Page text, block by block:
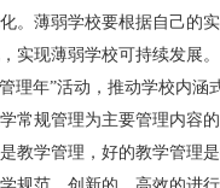
。薄弱学校要根据自己的
实现薄弱学校可持续发展。
年”活动，推动学校内涵
常规管理为主要管理内容的
学管理，好的教学管理是